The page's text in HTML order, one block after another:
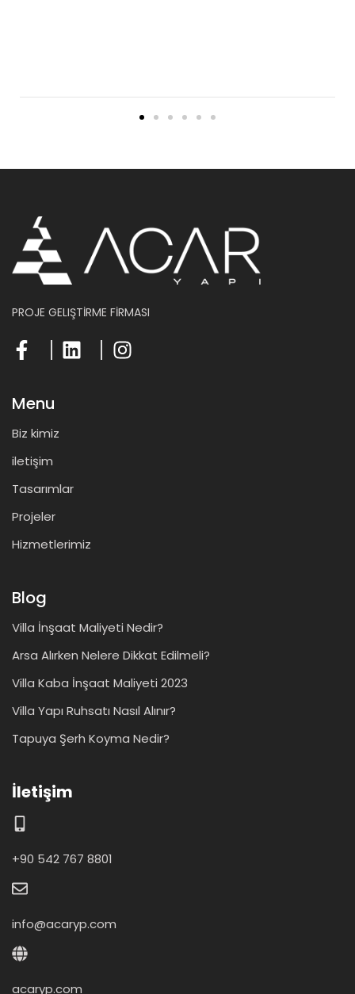
PROJE GELIŞTİRME FİRMASI
Menu
Biz kimiz
iletişim
Tasarımlar
Projeler
Hizmetlerimiz
Blog
Villa İnşaat Maliyeti Nedir?
Arsa Alırken Nelere Dikkat Edilmeli?
Villa Kaba İnşaat Maliyeti 2023
Villa Yapı Ruhsatı Nasıl Alınır?
Tapuya Şerh Koyma Nedir?
İletişim
+90 542 767 8801
info@acaryp.com
acaryp.com